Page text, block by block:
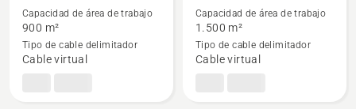
detalles
sobre
Automower®
405VE
Capacidad de área de trabajo
900 m²
Tipo de cable delimitador
Cable virtual
detalles
sobre
Automower®
410VE
Capacidad de área de trabajo
1.500 m²
Tipo de cable delimitador
Cable virtual